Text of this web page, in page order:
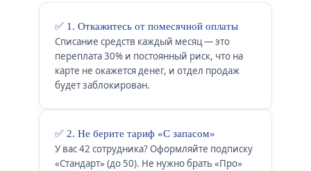
✅ 1. Откажитесь от помесячной оплаты
Списание средств каждый месяц — это
переплата 30% и постоянный риск, что на
карте не окажется денег, и отдел продаж
будет заблокирован.
✅ 2. Не берите тариф «С запасом»
У вас 42 сотрудника? Оформляйте подписку
«Стандарт» (до 50). Не нужно брать «Про»